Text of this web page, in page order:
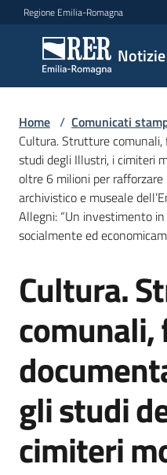
Vai al contenuto
Vai alla navigazione
Vai al footer
Regione Emilia-Romagna
Notizie
Notizie
Comunicati
stampa
Menu selezionato
Cerca
un
comunicato
Agenzia
di
informazione
e
comunicazione
Home / Comunicati
Cultura. Strutture
studi degli Illustri, i cimiteri
oltre 6 milioni per
archivistico e museale
Allegni: “Un investimento
socialmente ed
Salta al contenuto
Cultura.
comunali,
gli studi
cimiteri